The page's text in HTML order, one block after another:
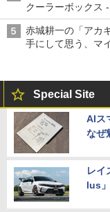
クーラーボックス
赤城耕一の「アカ
手にして思う、マ
Special Site
AIス
なぜ
レイ
lus